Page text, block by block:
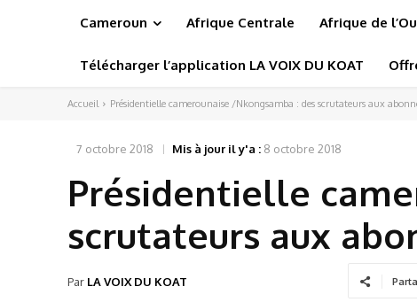
Cameroun Afrique Centrale Afrique de
Télécharger l’application LA VOIX DU KOAT
Accueil Présidentielle camerounaise /Nkongsamba : des scrutateurs aux
7 octobre 2018 Mis à jour il y'a : 8 octobre 2018
Présidentielle
scrutateurs aux
Par LA VOIX DU KOAT